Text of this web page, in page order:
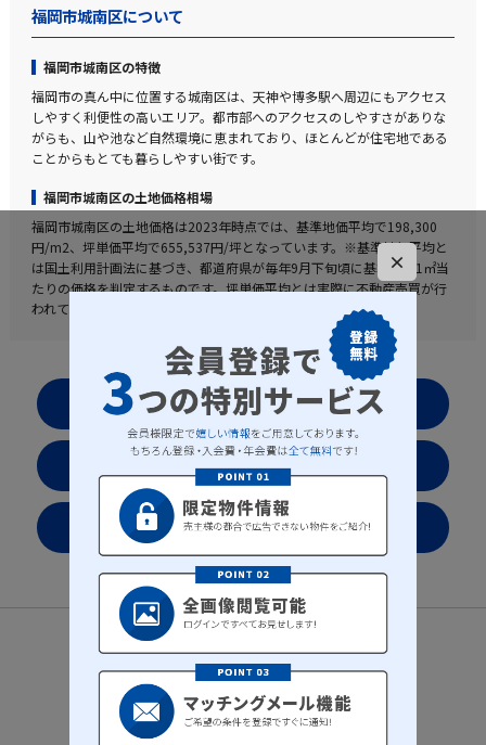
福岡市城南区について
福岡市城南区の特徴
福岡市の真ん中に位置する城南区は、天神や博多駅へ周辺にもアクセス
しやすく利便性の高いエリア。都市部へのアクセスのしやすさがありな
がらも、山や池など自然環境に恵まれており、ほとんどが住宅地である
ことからもとても暮らしやすい街です。
福岡市城南区の土地価格相場
福岡市城南区の土地価格は2023年時点では、基準地価平均で198,300
円/m2、坪単価平均で655,537円/坪となっています。※基準地価平均と
は国土利用計画法に基づき、都道府県が毎年9月下旬頃に基準地の1㎡当
たりの価格を判定するものです。坪単価平均とは実際に不動産売買が行
われている値段を表した実勢値となります。
お気に入りリストを見る
×
会社案内 プライバシーポリシー